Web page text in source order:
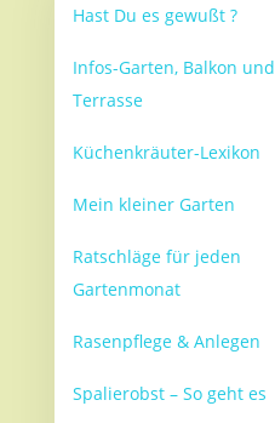
Hast Du es gewußt ?
Infos-Garten, Balkon und
Terrasse
Küchenkräuter-Lexikon
Mein kleiner Garten
Ratschläge für jeden
Gartenmonat
Rasenpflege & Anlegen
Spalierobst – So geht es